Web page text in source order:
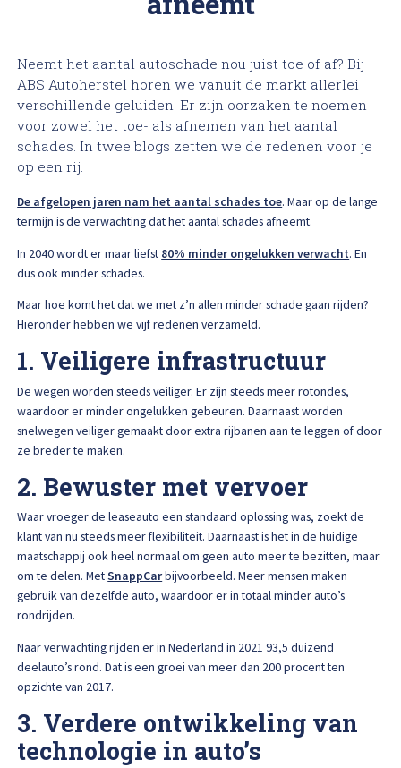
High Tech Schadeherstel
Lakschade herstellen
Spotrepair
Steenslag herstellen
Velgen herstellen
Hagelschade herstellen
Total loss
Alle soorten Specialisme
Afspraak maken
Neemt het aantal autoschade nou juist toe of af? Bij
ABS Autoherstel horen we vanuit de markt allerlei
verschillende geluiden. Er zijn oorzaken te noemen
voor zowel het toe- als afnemen van het aantal
schades. In twee blogs zetten we de redenen voor je
op een rij.
De afgelopen jaren nam het aantal schades toe. Maar op de lange
termijn is de verwachting dat het aantal schades afneemt.
In 2040 wordt er maar liefst 80% minder ongelukken verwacht. En
dus ook minder schades.
Maar hoe komt het dat we met z’n allen minder schade gaan rijden?
Hieronder hebben we vijf redenen verzameld.
1. Veiligere infrastructuur
De wegen worden steeds veiliger. Er zijn steeds meer rotondes,
waardoor er minder ongelukken gebeuren. Daarnaast worden
snelwegen veiliger gemaakt door extra rijbanen aan te leggen of door
ze breder te maken.
2. Bewuster met vervoer
Waar vroeger de leaseauto een standaard oplossing was, zoekt de
klant van nu steeds meer flexibiliteit. Daarnaast is het in de huidige
maatschappij ook heel normaal om geen auto meer te bezitten, maar
om te delen. MetSnappCarbijvoorbeeld. Meer mensen maken
gebruik van dezelfde auto, waardoor er in totaal minder auto’s
rondrijden.
Naar verwachting rijden er in Nederland in 2021 93,5 duizend
deelauto’s rond. Dat is een groei van meer dan 200 procent ten
opzichte van 2017.
3. Verdere ontwikkeling van
technologie in auto’s